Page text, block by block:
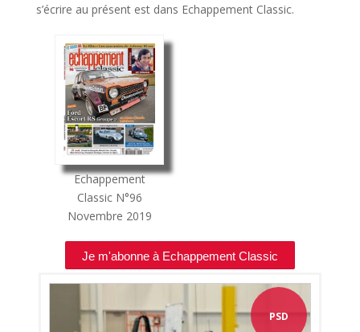
s’écrire au présent est dans Echappement Classic.
Echappement
Classic N°96
Novembre 2019
Je m'abonne à Echappement Classic
PSD